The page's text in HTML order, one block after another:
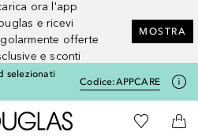
ora l'app
e ricevi
offerte
e sconti
MOSTRA
selezionati
Codice:APPCARE
A Douglas HomeAlla Mia
Al